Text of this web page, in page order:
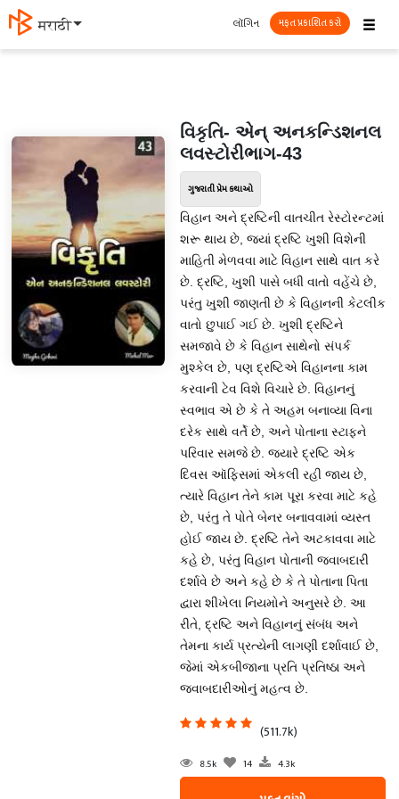
मराठी ☰
લૉગિન મફત પ્રકાશિત કરો
વિકૃતિ- એન્ અનકન્ડિશનલ
લવસ્ટોરીભાગ-43
ગુજરાતી પ્રેમ કથાઓ
વિહાન અને દ્રષ્ટિની વાતચીત રેસ્ટોરન્ટમાં
શરૂ થાય છે, જ્યાં દ્રષ્ટિ ખુશી વિશેની
માહિતી મેળવવા માટે વિહાન સાથે વાત કરે
છે. દ્રષ્ટિ, ખુશી પાસે બધી વાતો વહેંચે છે,
પરંતુ ખુશી જાણતી છે કે વિહાનની કેટલીક
વાતો છુપાઈ ગઈ છે. ખુશી દ્રષ્ટિને
સમજાવે છે કે વિહાન સાથેનો સંપર્ક
મુશ્કેલ છે, પણ દ્રષ્ટિએ વિહાનના કામ
કરવાની ટેવ વિશે વિચારે છે. વિહાનનું
સ્વભાવ એ છે કે તે અહમ બનાવ્યા વિના
દરેક સાથે વર્તે છે, અને પોતાના સ્ટાફને
પરિવાર સમજે છે. જ્યારે દ્રષ્ટિ એક
દિવસ ઑફિસમાં એકલી રહી જાય છે,
ત્યારે વિહાન તેને કામ પૂરા કરવા માટે કહે
છે, પરંતુ તે પોતે બેનર બનાવવામાં વ્યસ્ત
હોઈ જાય છે. દ્રષ્ટિ તેને અટકાવવા માટે
કહે છે, પરંતુ વિહાન પોતાની જવાબદારી
દર્શાવે છે અને કહે છે કે તે પોતાના પિતા
દ્વારા શીખેલા નિયમોને અનુસરે છે. આ
રીતે, દ્રષ્ટિ અને વિહાનનું સંબંધ અને
તેમના કાર્ય પ્રત્યેની લાગણી દર્શાવાઈ છે,
જેમાં એકબીજાના પ્રતિ પ્રતિષ્ઠા અને
જવાબદારીઓનું મહત્વ છે.
(511.7k)
8.5k 14 4.3k